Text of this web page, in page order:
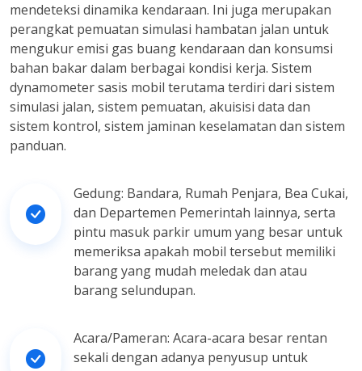
mendeteksi dinamika kendaraan. Ini juga merupakan
perangkat pemuatan simulasi hambatan jalan untuk
mengukur emisi gas buang kendaraan dan konsumsi
bahan bakar dalam berbagai kondisi kerja. Sistem
dynamometer sasis mobil terutama terdiri dari sistem
simulasi jalan, sistem pemuatan, akuisisi data dan
sistem kontrol, sistem jaminan keselamatan dan sistem
panduan.
Gedung: Bandara, Rumah Penjara, Bea Cukai,
dan Departemen Pemerintah lainnya, serta
pintu masuk parkir umum yang besar untuk
memeriksa apakah mobil tersebut memiliki
barang yang mudah meledak dan atau
barang selundupan.
Acara/Pameran: Acara-acara besar rentan
sekali dengan adanya penyusup untuk